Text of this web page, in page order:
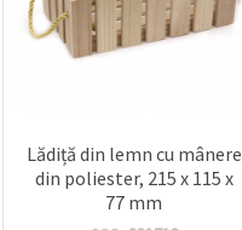
Lădiță din lemn cu mânere
din poliester, 215 x 115 x
77 mm